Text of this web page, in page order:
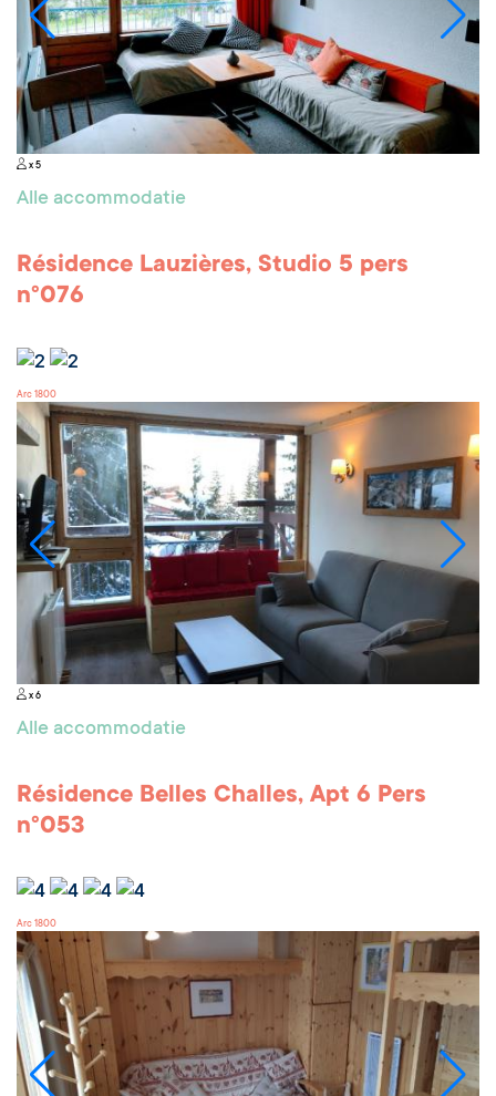
x 5
Alle accommodatie
Résidence Lauzières, Studio 5 pers
n°076
Arc 1800
x 6
Alle accommodatie
Résidence Belles Challes, Apt 6 Pers
n°053
Arc 1800